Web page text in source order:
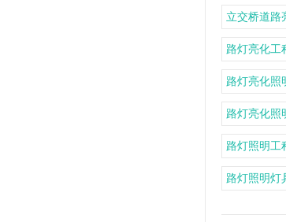
立交桥道路
路灯亮化工
路灯亮化照
路灯亮化照
路灯照明工
路灯照明灯